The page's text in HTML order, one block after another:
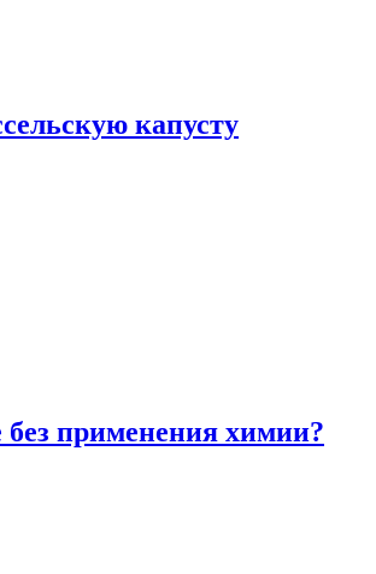
капусту
без применения химии?